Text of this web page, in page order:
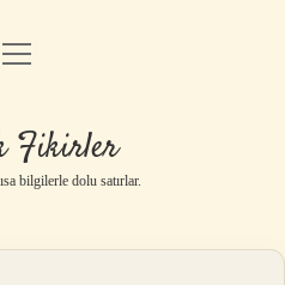
Uyarı
menüyü
Fikirler
bilgilerle dolu satırlar.